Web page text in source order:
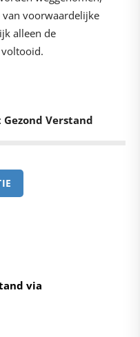
voorwaardelijke
alleen de
Verstand
via